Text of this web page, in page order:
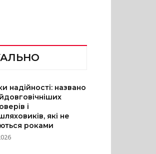
надійності: названо
і
які не
роками